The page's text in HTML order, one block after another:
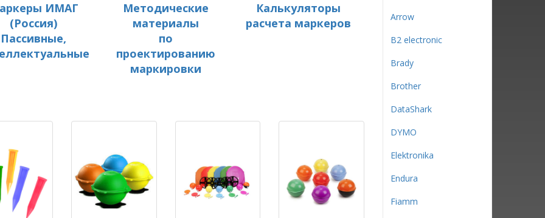
ИМАГ
(Россия)
Пассивные,
Методические
материалы
по
проектированию
маркировки
Калькуляторы
расчета маркеров
Arrow
B2 electronic
Brady
Brother
DataShark
DYMO
Elektronika
Endura
Fiamm